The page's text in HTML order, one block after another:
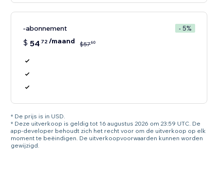
-abonnement - 5%
$ 54 72/maand $5760
* De prijs is in USD.
* Deze uitverkoop is geldig tot 16 augustus 2026 om 23:59 UTC. De
app-developer behoudt zich het recht voor om de uitverkoop op elk
moment te beëindigen. De uitverkoopvoorwaarden kunnen worden
gewijzigd.